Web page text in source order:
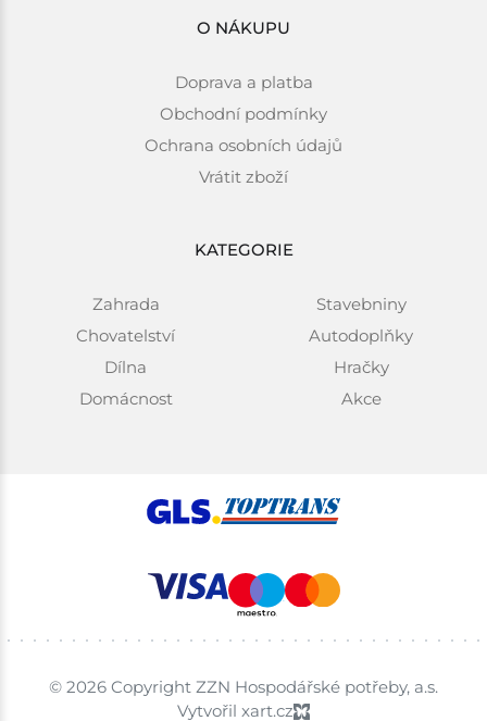
O NÁKUPU
Doprava a platba
Obchodní podmínky
Ochrana osobních údajů
Vrátit zboží
KATEGORIE
Zahrada
Chovatelství
Dílna
Domácnost
Stavebniny
Autodoplňky
Hračky
Akce
© 2026 Copyright ZZN Hospodářské potřeby, a.s.
Vytvořil xart.cz